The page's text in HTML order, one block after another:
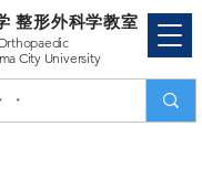
整形外科学教室
City University